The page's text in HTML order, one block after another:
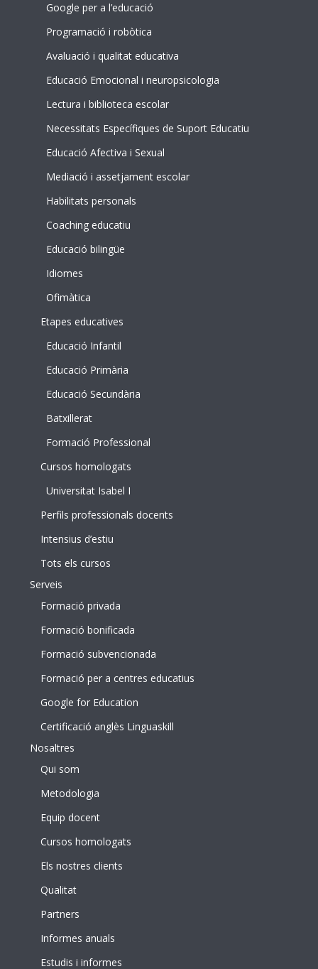
Google per a l’educació
Programació i robòtica
Avaluació i qualitat educativa
Educació Emocional i neuropsicologia
Lectura i biblioteca escolar
Necessitats Específiques de Suport Educatiu
Educació Afectiva i Sexual
Mediació i assetjament escolar
Habilitats personals
Coaching educatiu
Educació bilingüe
Idiomes
Ofimàtica
Etapes educatives
Educació Infantil
Educació Primària
Educació Secundària
Batxillerat
Formació Professional
Cursos homologats
Universitat Isabel I
Perfils professionals docents
Intensius d’estiu
Tots els cursos
Serveis
Formació privada
Formació bonificada
Formació subvencionada
Formació per a centres educatius
Google for Education
Certificació anglès Linguaskill
Nosaltres
Qui som
Metodologia
Equip docent
Cursos homologats
Els nostres clients
Qualitat
Partners
Informes anuals
Estudis i informes